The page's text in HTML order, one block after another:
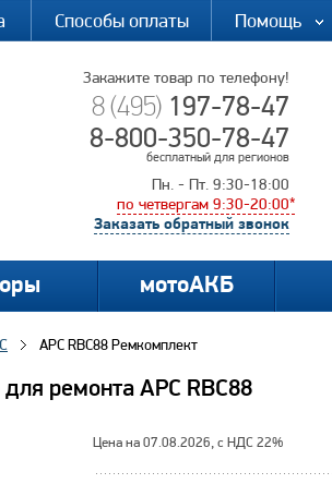
Способы оплаты Помощь
Закажите товар по телефону!
8 (495) 197-78-47
8-800-350-78-47
бесплатный для регионов
Пн. - Пт. 9:30-18:00
по четвергам 9:30-20:00*
Заказать обратный звонок
мотоАКБ
APC RBC88 Ремкомплект
ремонта APC RBC88
Цена на 07.08.2026, с НДС 22%